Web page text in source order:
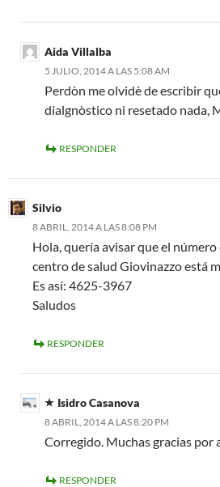
Aida Villalba
5 JULIO, 2014 A LAS 5:08 AM
Perdòn me olvidè de escribir
dialgnòstico ni resetado nada,
RESPONDER
Silvio
8 ABRIL, 2014 A LAS 8:08 PM
Hola, quería avisar que el
centro de salud Giovinazzo está
Es así: 4625-3967
Saludos
RESPONDER
Isidro Casanova
8 ABRIL, 2014 A LAS 8:20 PM
Corregido. Muchas gracias por
RESPONDER